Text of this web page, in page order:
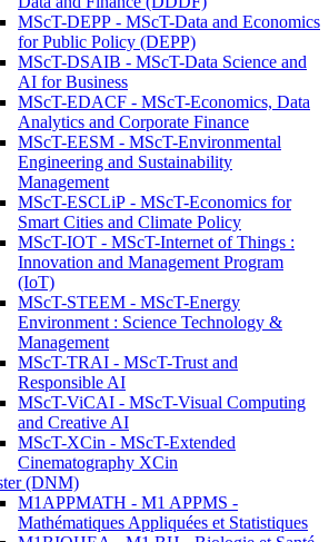
MScT-DEPP - MScT-Data and Economics
for Public Policy (DEPP)
MScT-DSAIB - MScT-Data Science and
AI for Business
MScT-EDACF - MScT-Economics, Data
Analytics and Corporate Finance
MScT-EESM - MScT-Environmental
Engineering and Sustainability
Management
MScT-ESCLiP - MScT-Economics for
Smart Cities and Climate Policy
MScT-IOT - MScT-Internet of Things :
Innovation and Management Program
(IoT)
MScT-STEEM - MScT-Energy
Environment : Science Technology &
Management
MScT-TRAI - MScT-Trust and
Responsible AI
MScT-ViCAI - MScT-Visual Computing
and Creative AI
MScT-XCin - MScT-Extended
Cinematography XCin
(DNM)
M1APPMATH - M1 APPMS -
Mathématiques Appliquées et Statistiques